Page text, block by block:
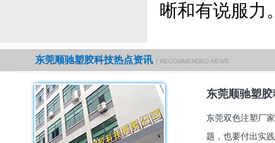
晰和有说服力
东莞顺驰塑胶科技热点资讯 / RECOMMENDED NEWS
东莞顺驰塑
东莞双色注塑厂
题，也要付出实